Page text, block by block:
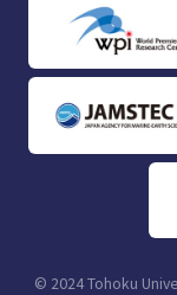
© 2024 Tohoku